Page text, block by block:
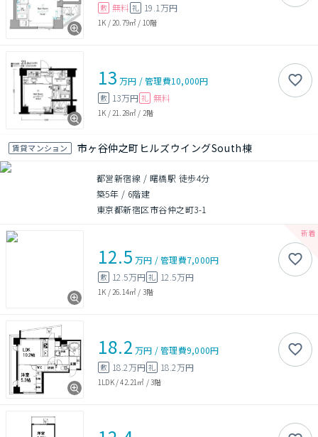
敷 無料 礼 19.1万円
1K / 20.79㎡ / 10階
13 万円 /管理費10,000円
敷 13万円 礼 無料
1K / 21.28㎡ / 2階
賃貸マンション 市ヶ谷仲之町ヒルズウイングSouth棟
都営新宿線 / 曙橋駅 徒歩4分
築5年 / 6階建
東京都新宿区市谷仲之町3-1
12.5 万円 /管理費7,000円
敷 12.5万円 礼 12.5万円
1K / 26.14㎡ / 3階
18.2 万円 /管理費9,000円
敷 18.2万円 礼 18.2万円
1LDK/42.21㎡ /3階